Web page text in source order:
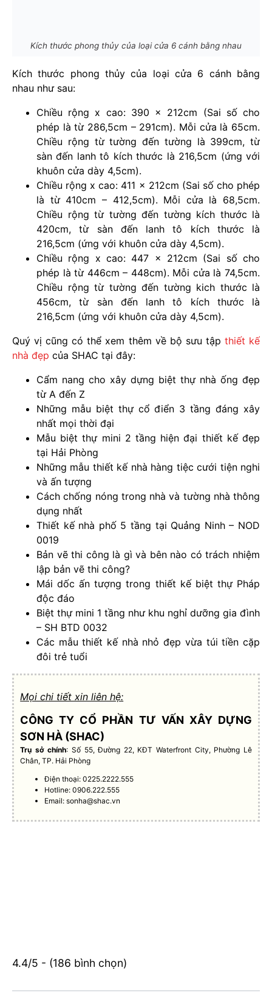
Kích thước phong thủy của loại cửa 6 cánh bằng nhau
Kích thước phong thủy của loại cửa 6 cánh bằng
nhau như sau:
Chiều rộng x cao: 390 x 212cm (Sai số cho
phép là từ 286,5cm – 291cm). Mỗi cửa là 65cm.
Chiều rộng từ tường đến tường là 399cm, từ
sàn đến lanh tô kích thước là 216,5cm (ứng với
khuôn cửa dày 4,5cm).
Chiều rộng x cao: 411 x 212cm (Sai số cho phép
là từ 410cm – 412,5cm). Mỗi cửa là 68,5cm.
Chiều rộng từ tường đến tường kích thước là
420cm, từ sàn đến lanh tô kích thước là
216,5cm (ứng với khuôn cửa dày 4,5cm).
Chiều rộng x cao: 447 x 212cm (Sai số cho
phép là từ 446cm – 448cm). Mỗi cửa là 74,5cm.
Chiều rộng từ tường đến tường kich thước là
456cm, từ sàn đến lanh tô kích thước là
216,5cm (ứng với khuôn cửa dày 4,5cm).
Quý vị cũng có thể xem thêm về bộ sưu tập thiết kế
nhà đẹp của SHAC tại đây:
Cẩm nang cho xây dựng biệt thự nhà ống đẹp
từ A đến Z
Những mẫu biệt thự cổ điển 3 tầng đáng xây
nhất mọi thời đại
Mẫu biệt thự mini 2 tầng hiện đại thiết kế đẹp
tại Hải Phòng
Những mẫu thiết kế nhà hàng tiệc cưới tiện nghi
và ấn tượng
Cách chống nóng trong nhà và tường nhà thông
dụng nhất
Thiết kế nhà phố 5 tầng tại Quảng Ninh – NOD
0019
Bản vẽ thi công là gì và bên nào có trách nhiệm
lập bản vẽ thi công?
Mái dốc ấn tượng trong thiết kế biệt thự Pháp
độc đáo
Biệt thự mini 1 tầng như khu nghỉ dưỡng gia đình
– SH BTD 0032
Các mẫu thiết kế nhà nhỏ đẹp vừa túi tiền cặp
đôi trẻ tuổi
Mọi chi tiết xin liên hệ:
CÔNG TY CỔ PHẦN TƯ VẤN XÂY DỰNG
SƠN HÀ (SHAC)
Trụ sở chính: Số 55, Đường 22, KĐT Waterfront City, Phường Lê
Chân, TP. Hải Phòng
Điện thoại: 0225.2222.555
Hotline: 0906.222.555
Email:sonha@shac.vn
4.4/5 - (186 bình chọn)